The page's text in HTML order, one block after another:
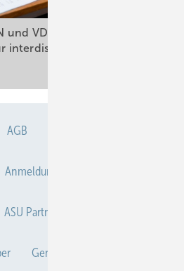
und VDSI unterzeichnen
interdisziplinären
AGB
Anmeldung & Registrierung
ASU Partner
Gentner Verlag